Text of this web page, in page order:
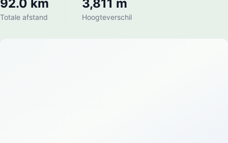
92.0 km
Totale afstand
3,811 m
Hoogteverschil